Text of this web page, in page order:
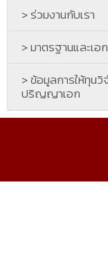
> ร่วมงานกับเรา
> มาตรฐานและเอ
> ข้อมูลการให้ทุน
ปริญญาเอก